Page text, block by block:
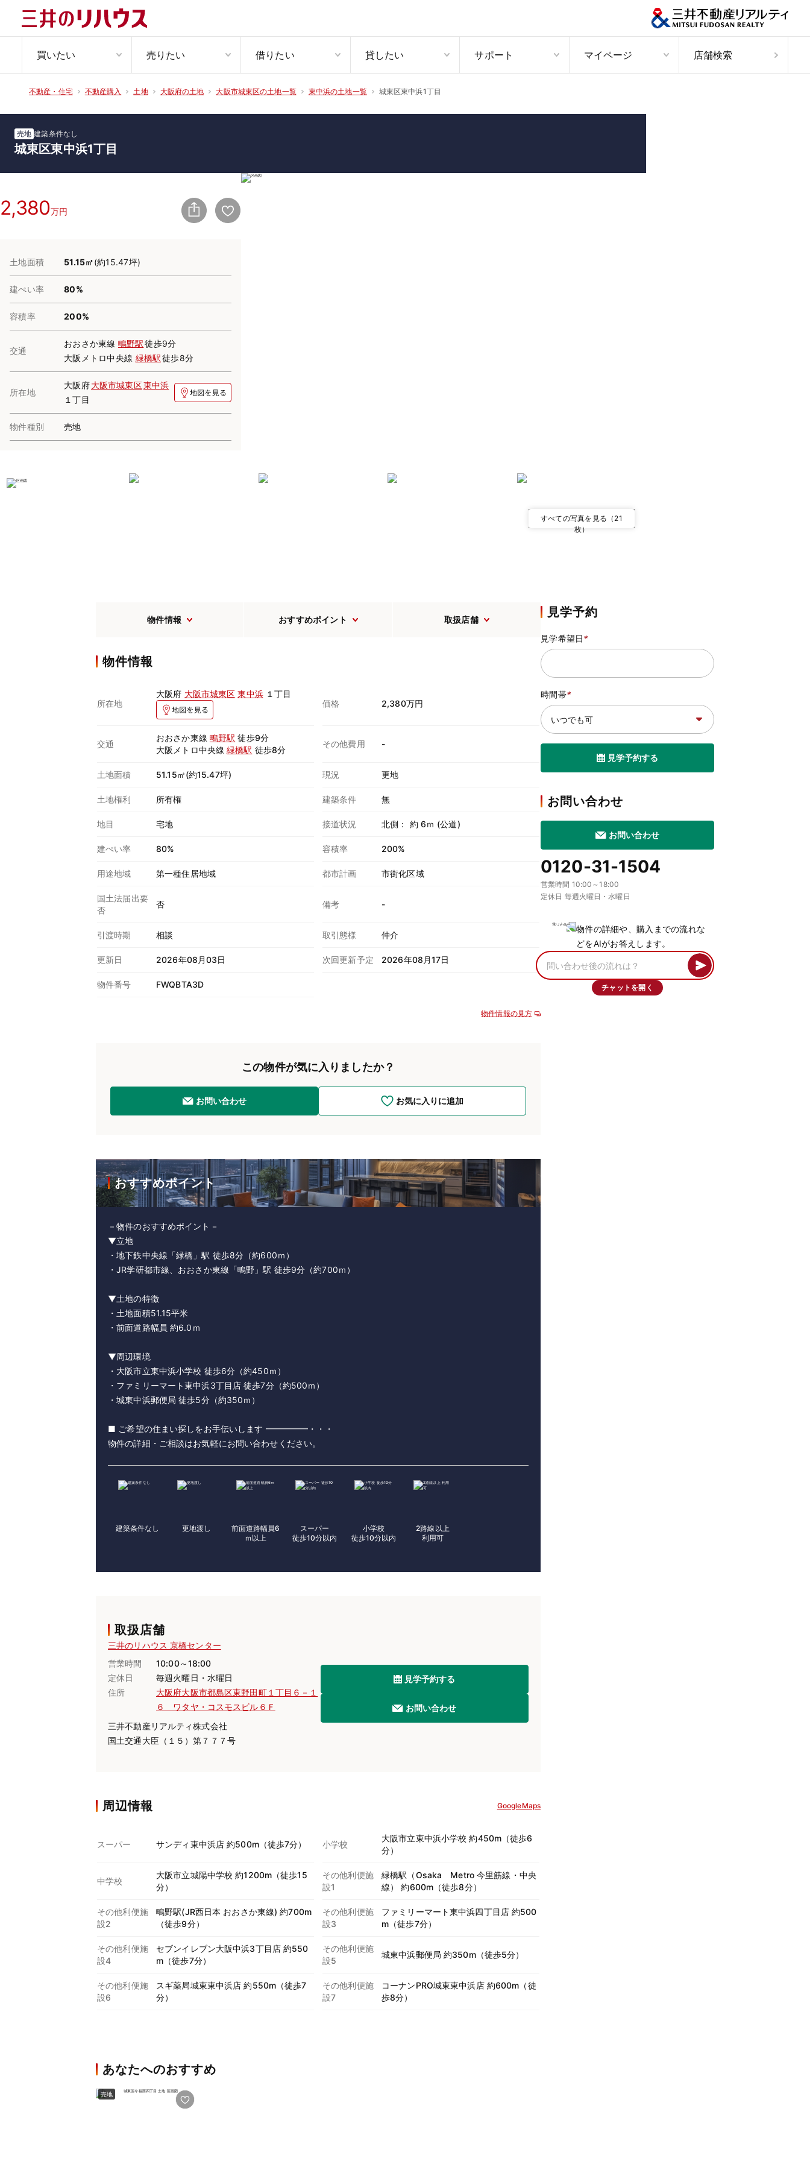
買いたい 売りたい 借りたい 貸したい サポート マイページ 店舗検索
不動産・住宅 不動産購入 土地 大阪府の土地 大阪市城東区の土地一覧 東中浜の土地一覧 城東区東中浜1丁目
売地 建築条件なし
城東区東中浜1丁目
2,380万円
土地面積 51.15㎡(約15.47坪)
建ぺい率 80%
容積率 200%
交通
おおさか東線 鴫野駅 徒歩9分
大阪メトロ中央線 緑橋駅徒歩8分
所在地
大阪府大阪市城東区東中浜
１丁目
物件種別 売地
すべての写真を見る（21
枚）
物件情報 おすすめポイント 取扱店舗
物件情報
所在地
大阪府 大阪市城東区 東中浜 １丁目
価格
2,380万円
交通
おおさか東線 鴫野駅 徒歩9分
大阪メトロ中央線緑橋駅 徒歩8分
その他費用 -
土地面積 51.15㎡(約15.47坪) 現況 更地
土地権利 所有権 建築条件 無
地目 宅地 接道状況 北側： 約 6ｍ (公道)
建ぺい率 80% 容積率 200%
用途地域 第一種住居地域 都市計画 市街化区域
国土法届出要
否
否 備考 -
引渡時期 相談 取引態様 仲介
更新日 2026年08月03日 次回更新予定 2026年08月17日
物件番号 FWQBTA3D
物件情報の見方
この物件が気に入りましたか？
お問い合わせ お気に入りに追加
おすすめポイント
－物件のおすすめポイント－
▼立地
・地下鉄中央線「緑橋」駅 徒歩8分（約600ｍ）
・JR学研都市線、おおさか東線「鴫野」駅 徒歩9分（約700ｍ）
▼土地の特徴
・土地面積51.15平米
・前面道路幅員 約6.0ｍ
▼周辺環境
・大阪市立東中浜小学校 徒歩6分（約450ｍ）
・ファミリーマート東中浜3丁目店 徒歩7分（約500ｍ）
・城東中浜郵便局 徒歩5分（約350ｍ）
■ ご希望の住まい探しをお手伝いします ━━━━━・・・
物件の詳細・ご相談はお気軽にお問い合わせください。
建築条件なし 更地渡し
前面道路幅員6
ｍ以上
スーパー
徒歩10分以内
小学校
徒歩10分以内
2路線以上
利用可
取扱店舗
三井のリハウス 京橋センター
営業時間
10:00～18:00
定休日
毎週火曜日・水曜日
住所
大阪府大阪市都島区東野田町１丁目６－１
６ ワタヤ・コスモスビル６Ｆ
三井不動産リアルティ株式会社
国土交通大臣（１５）第７７７号
見学予約する
お問い合わせ
周辺情報 GoogleMaps
スーパー サンディ東中浜店 約500m（徒歩7分） 小学校
大阪市立東中浜小学校 約450m（徒歩6
分）
中学校
大阪市立城陽中学校 約1200m（徒歩15
分）
その他利便施
設1
緑橋駅（Osaka Metro 今里筋線・中央
線） 約600m（徒歩8分）
その他利便施
設2
鴫野駅(JR西日本 おおさか東線) 約700m
（徒歩9分）
その他利便施
設3
ファミリーマート東中浜四丁目店 約500
m（徒歩7分）
その他利便施
設4
セブンイレブン大阪中浜3丁目店 約550
m（徒歩7分）
その他利便施
設5
城東中浜郵便局 約350m（徒歩5分）
その他利便施
設6
スギ薬局城東東中浜店 約550m（徒歩7
分）
その他利便施
設7
コーナンPRO城東東中浜店 約600m（徒
歩8分）
あなたへのおすすめ
売地
見学予約
見学希望日*
時間帯*
見学予約する
お問い合わせ
お問い合わせ
0120-31-1504
営業時間 10:00～18:00
定休日 毎週火曜日・水曜日
物件の詳細や、購入までの流れな
どをAIがお答えします。
チャットを開く